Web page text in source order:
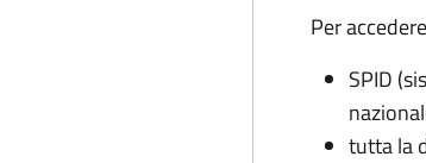
Per
SPID
tutta la